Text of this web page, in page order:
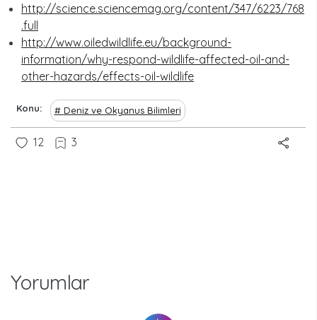
http://science.sciencemag.org/content/347/6223/768
.full
http://www.oiledwildlife.eu/background-
information/why-respond-wildlife-affected-oil-and-
other-hazards/effects-oil-wildlife
Konu Deniz ve Okyanus Bilimleri
12 3
yorumlar